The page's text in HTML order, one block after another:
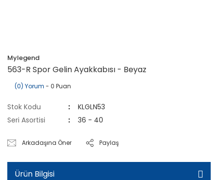
Mylegend
563-R Spor Gelin Ayakkabısı - Beyaz
(0) Yorum - 0 Puan
Stok Kodu
KLGLN53
Seri Asortisi
36 - 40
Arkadaşına Öner Paylaş
Ürün Bilgisi